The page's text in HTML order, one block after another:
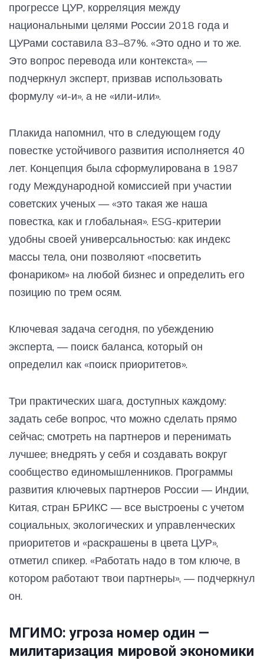
прогрессе ЦУР, корреляция между
национальными целями России 2018 года и
ЦУРами составила 83–87%. «Это одно и то же.
Это вопрос перевода или контекста», —
подчеркнул эксперт, призвав использовать
формулу «и-и», а не «или-или».
Плакида напомнил, что в следующем году
повестке устойчивого развития исполняется 40
лет. Концепция была сформулирована в 1987
году Международной комиссией при участии
советских ученых — «это такая же наша
повестка, как и глобальная». ESG-критерии
удобны своей универсальностью: как индекс
массы тела, они позволяют «посветить
фонариком» на любой бизнес и определить его
позицию по трем осям.
Ключевая задача сегодня, по убеждению
эксперта, — поиск баланса, который он
определил как «поиск приоритетов».
Три практических шага, доступных каждому:
задать себе вопрос, что можно сделать прямо
сейчас; смотреть на партнеров и перенимать
лучшее; внедрять у себя и создавать вокруг
сообщество единомышленников. Программы
развития ключевых партнеров России — Индии,
Китая, стран БРИКС — все выстроены с учетом
социальных, экологических и управленческих
приоритетов и «раскрашены в цвета ЦУР»,
отметил спикер. «Работать надо в том ключе, в
котором работают твои партнеры», — подчеркнул
он.
МГИМО: угроза номер один —
милитаризация мировой экономики